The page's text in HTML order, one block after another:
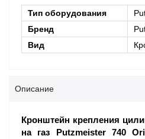
Тип оборудования
Бренд
Вид
Описание
Кронштейн крепления
на газ Putzmeister 740